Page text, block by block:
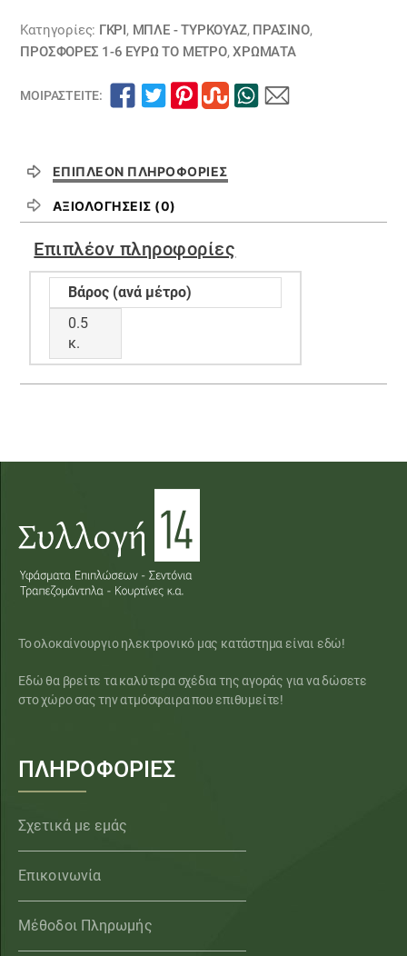
Κατηγορίες: ΓΚΡΙ, ΜΠΛΕ - ΤΥΡΚΟΥΑΖ, ΠΡΑΣΙΝΟ,
ΠΡΟΣΦΟΡΕΣ 1-6 ΕΥΡΩ ΤΟ ΜΕΤΡΟ,ΧΡΏΜΑΤΑ
ΜΟΙΡΑΣΤΕΊΤΕ:
ΕΠΙΠΛΈΟΝ ΠΛΗΡΟΦΟΡΊΕΣ
ΑΞΙΟΛΟΓΉΣΕΙΣ (0)
Επιπλέον πληροφορίες
Βάρος (ανά μέτρο)
0.5
κ.
Το ολοκαίνουργιο ηλεκτρονικό μας κατάστημα είναι εδώ!
Εδώ θα βρείτε τα καλύτερα σχέδια της αγοράς για να δώσετε
στο χώρο σας την ατμόσφαιρα που επιθυμείτε!
ΠΛΗΡΟΦΟΡΙΕΣ
Σχετικά με εμάς
Επικοινωνία
Μέθοδοι Πληρωμής